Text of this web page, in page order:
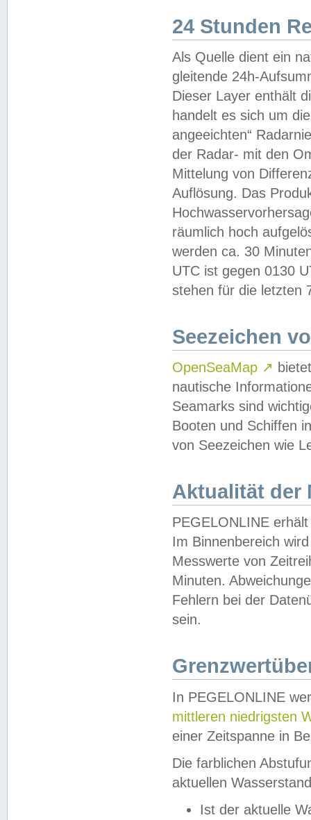
24 Stunden
Als Quelle dient ein
gleitende 24h-
Dieser Layer enthält
handelt es sich um
angeeichten“
der Radar- mit den
Mittelung von
Auflösung. Das
räumlich hoch
werden ca. 30
UTC ist gegen 0130
stehen für die letzten
Seezeichen
OpenSeaMap ↗
nautische
Seamarks sind
Booten und Schiffen
von Seezeichen wie
Aktualität der
PEGELONLINE
Im Binnenbereich
Messwerte von
Minuten.
Fehlern bei der
sein.
In PEGELONLINE
mittleren niedrigsten
einer Zeitspanne in
Die farblichen
aktuellen
Ist der aktuelle